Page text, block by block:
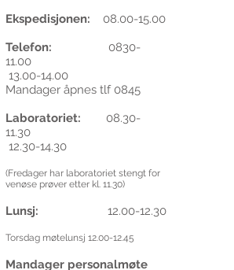
Ekspedisjonen: 08.00-15.00
Telefon: 0830-
11.00
13.00-14.00
Mandager åpnes tlf 0845
Laboratoriet:
08.30-
11.30
12.30-14.30
(Fredager har laboratoriet stengt for
venøse prøver etter kl. 11.30)
Lunsj: 12.00-12.30
Torsdag møtelunsj 12.00-12.45
Mandager personalmøte